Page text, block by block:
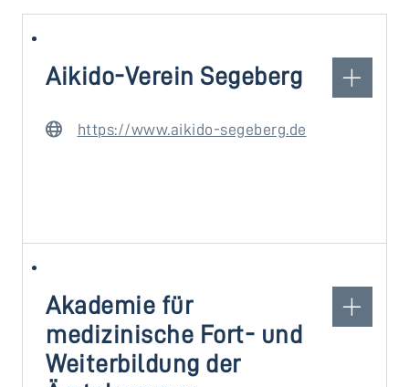
Aikido-Verein Segeberg
https://www.aikido-segeberg.de
Akademie für
medizinische Fort- und
Weiterbildung der